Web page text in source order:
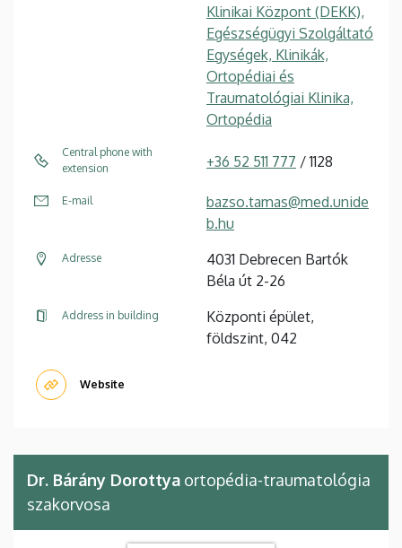
Klinikai Központ (DEKK),
Egészségügyi Szolgáltató
Egységek, Klinikák,
Ortopédiai és
Traumatológiai Klinika,
Ortopédia
Central phone with
extension
+36 52 511 777 / 1128
E-mail
bazso.tamas@med.unide
b.hu
Adresse
4031 Debrecen Bartók
Béla út 2-26
Address in building
Központi épület,
földszint, 042
Website
Dr. Bárány Dorottya ortopédia-traumatológia
szakorvosa